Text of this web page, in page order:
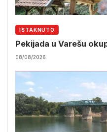
ISTAKNUTO
Pekijada u Varešu
08/08/2026